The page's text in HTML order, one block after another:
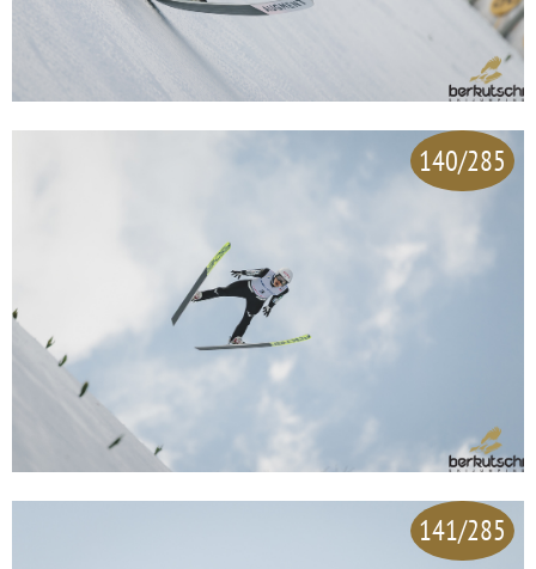
140/285
141/285